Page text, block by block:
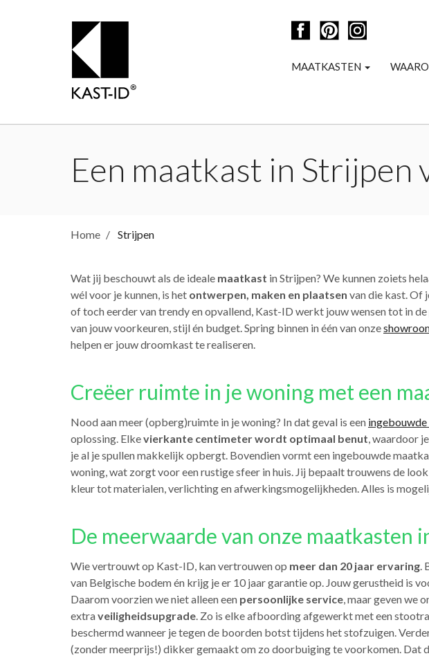
MAATKASTEN
Een maatkast in
Home Strijpen
Wat jij beschouwt als de ideale maatkast in Strijpen? We kunnen zoiets
wél voor je kunnen, is het ontwerpen, maken en plaatsen van die kast. Of
of toch eerder van trendy en opvallend, Kast-ID werkt jouw wensen tot in
van jouw voorkeuren, stijl én budget. Spring binnen in één van onze
helpen er jouw droomkast te realiseren.
Creëer ruimte in je woning met een
Nood aan meer (opberg)ruimte in je woning? In dat geval is een
oplossing. Elkevierkante centimeter wordt optimaal benut, waardoor
je al je spullen makkelijk opbergt. Bovendien vormt een ingebouwde
woning, wat zorgt voor een rustige sfeer in huis. Jij bepaalt trouwens de
kleur tot materialen, verlichting en afwerkingsmogelijkheden. Alles is
De meerwaarde van onze maatkasten
Wie vertrouwt op Kast-ID, kan vertrouwen op meer dan 20 jaar ervaring.
van Belgische bodem én krijg je er 10 jaar garantie op. Jouw gerustheid is
Daarom voorzien we niet alleen een persoonlijke service, maar geven we
extraveiligheidsupgrade. Zo is elke afboording afgewerkt met een
beschermd wanneer je tegen de boorden botst tijdens het stofzuigen.
(zonder meerprijs!) dikker gemaakt om zo doorbuiging te voorkomen. Dat